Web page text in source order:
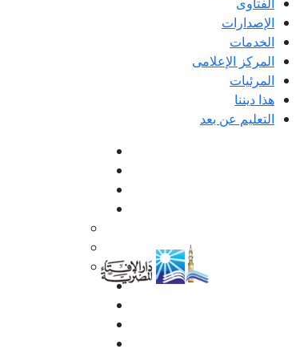
الإصدارات
الخدمات
المركز الإعلامى
المرئيات
هذا ديننا
التعليم عن بعد